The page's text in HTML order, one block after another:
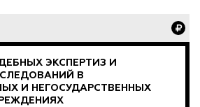
ЭКСПЕРТИЗ И
В
И НЕГОСУДАРСТВЕННЫХ